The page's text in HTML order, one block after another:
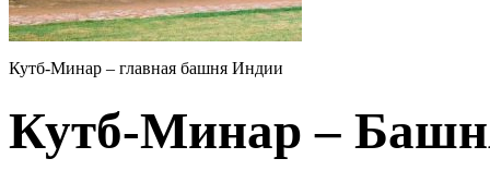
Кутб-Минар – главная башня Индии
Кутб-Минар –